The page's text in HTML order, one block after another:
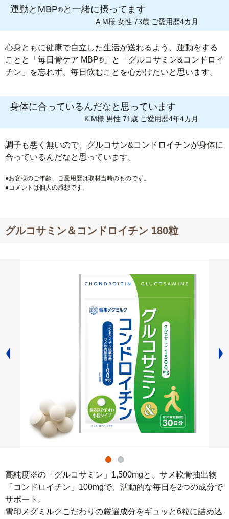
運動とMBP®と一緒に摂ってます
A.M様 女性 73歳 ご愛用歴4カ月
心身ともに健康で自立した生活が送れるよう、運動をする
ことと「毎日骨ケア MBP® 」と「グルコサミン&コンドロイ
チン」を忘れず、毎日飲むことを心がけたいと思います。
身体に合っているんだなと思っています
K.M様 男性 71歳 ご愛用歴4年4カ月
調子も悪く無いので、グルコサン&コンドロイチンが身体に
合っているんだなと思っています。
●お客様のご年齢、ご愛用歴は取材当時のものです。
●コメントは個人の感想です。
グルコサミン＆コンドロイチン 180粒
高純度※の「グルコサミン」1,500mgと、サメ軟骨抽出物
「コンドロイチン」100mgで、活動的な毎日を2つの成分で
サポート。
雪印メグミルクこだわりの厳選成分をギュッと6粒に詰め込